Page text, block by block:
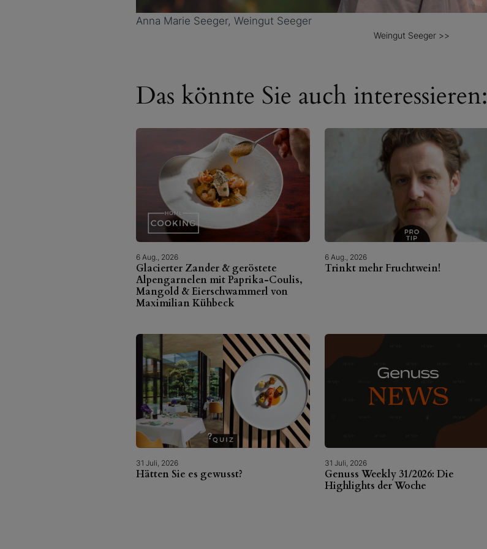
Anna Marie Seeger, Weingut Seeger
Weingut Seeger >>
Das könnte Sie auch interessieren:
6 Aug., 2026
Glacierter Zander & geröstete
Alpengarnelen mit Paprika-Coulis,
Mangold & Eierschwammerl von
Maximilian Kühbeck
6 Aug., 2026
Trinkt mehr Fruchtwein!
31 Juli, 2026
Hätten Sie es gewusst?
31 Juli, 2026
Genuss Weekly 31/2026: Die
Highlights der Woche